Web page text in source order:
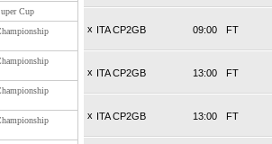
Cup
x ITA CP2GB FT
09:00
x ITA CP2GB FT
13:00
x ITA CP2GB FT
13:00